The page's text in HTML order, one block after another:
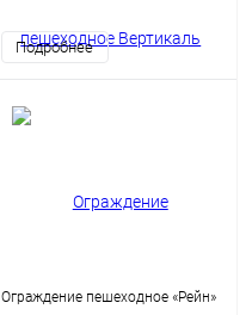
Подробнее
Ограждение пешеходное «Рейн»